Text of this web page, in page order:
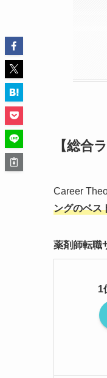
【総合
Career
ングのベス
薬剤師転職
1